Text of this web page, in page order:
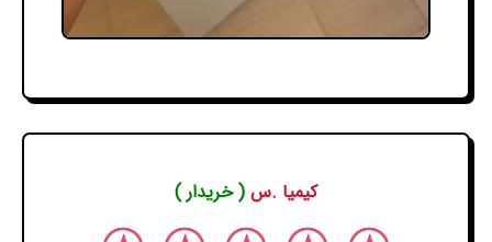
کیمیا .س ( خریدار )